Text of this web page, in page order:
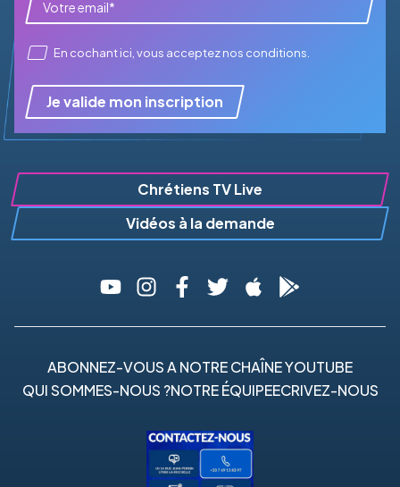
En cochant ici, vous accepteznos conditions
Je valide mon inscription
Chrétiens TV Live
Vidéos à la demande
ABONNEZ-VOUS A NOTRE CHAÎNE YOUTUBE
QUI SOMMES-NOUS ?NOTRE ÉQUIPEECRIVEZ-NOUS